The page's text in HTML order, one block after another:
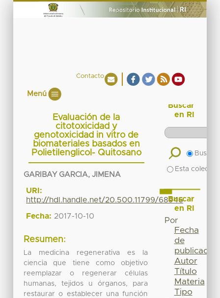
Contacto
Menú
Evaluación de la
citotoxicidad y
genotoxicidad in vitro de
biomateriales basados en
Polietilenglicol- Quitosano
GARIBAY GARCIA, JIMENA
URI:
http://hdl.handle.net/20.500.11799/68946
Fecha: 2017-10-10
Resumen:
La medicina regenerativa es la
ciencia que tiene como objetivo
reemplazar o regenerar células
humanas, tejidos u órganos, para
restaurar o establecer una función
Buscar
en RI
Buscar
Esta
Buscar
en RI
Por
Fecha
de
publicación
Autor
Título
Materia
Tipo